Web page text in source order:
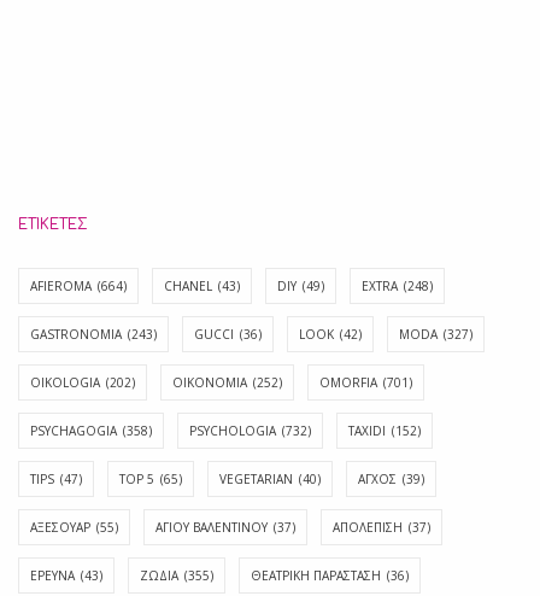
ΕΤΙΚΈΤΕΣ
AFIEROMA (664) CHANEL (43) DIY (49) EXTRA (248)
GASTRONOMIA (243) GUCCI (36) LOOK (42) MODA (327)
OIKOLOGIA (202) OIKONOMIA (252) OMORFIA (701)
PSYCHAGOGIA (358) PSYCHOLOGIA (732) TAXIDI (152)
TIPS (47) TOP 5 (65) VEGETARIAN (40) ΑΓΧΟΣ (39)
ΑΞΕΣΟΥΑΡ (55) ΑΓΊΟΥ ΒΑΛΕΝΤΊΝΟΥ (37) ΑΠΟΛΈΠΙΣΗ (37)
ΕΡΕΥΝΑ (43) ΖΩΔΙΑ (355) ΘΕΑΤΡΙΚΗ ΠΑΡΑΣΤΑΣΗ (36)